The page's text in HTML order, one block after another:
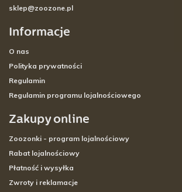
Informacje
O nas
Polityka prywatności
Regulamin
Regulamin programu lojalnościowego
Zakupy online
Zoozonki - program lojalnościowy
Rabat lojalnościowy
Płatność i wysyłka
Zwroty i reklamacje
sklep@zoozone.pl